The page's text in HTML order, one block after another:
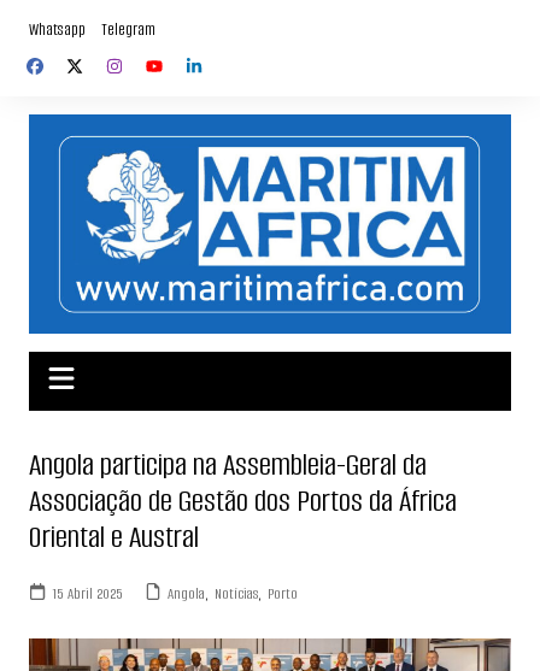
content
Whatsapp Telegram
Angola participa na Assembleia-Geral da
Associação de Gestão dos Portos da África
Oriental e Austral
15 Abril 2025 Angola, Notícias, Porto